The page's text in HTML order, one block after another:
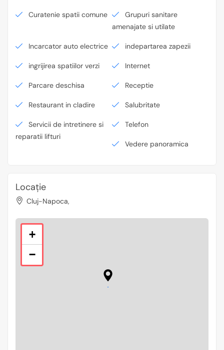
Curatenie spatii comune
Grupuri sanitare
amenajate si utilate
Incarcator auto electrice indepartarea zapezii
ingrijirea spatiilor verzi Internet
Parcare deschisa Receptie
Restaurant in cladire Salubritate
Servicii de intretinere si
reparatii lifturi
Telefon
Vedere panoramica
Locație
Cluj-Napoca,
+
−